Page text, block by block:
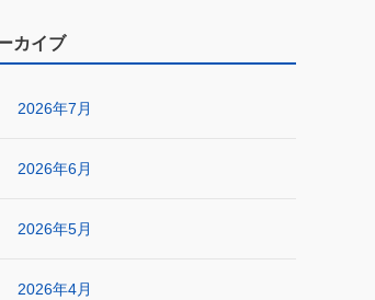
カイブ
2026年7月
2026年6月
2026年5月
2026年4月